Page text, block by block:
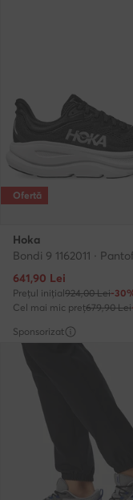
Ofertă
Hoka
Prețul actual
641,90 Lei
Prețul inițial924,00 Lei-
Cel mai mic preț679,90 Lei
Sponsorizat